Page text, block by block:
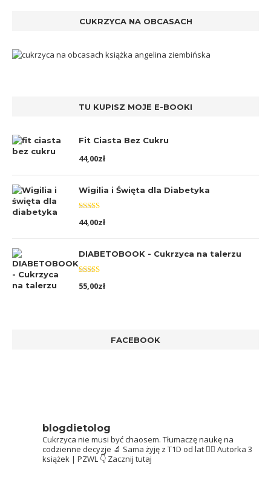
CUKRZYCA NA OBCASACH
TU KUPISZ MOJE E-BOOKI
Fit Ciasta Bez Cukru
44,00zł
Wigilia i Święta dla Diabetyka
Oceniono
5.00na 5
44,00zł
DIABETOBOOK - Cukrzyca na talerzu
Oceniono
5.00na 5
55,00zł
FACEBOOK
blogdietolog
Cukrzyca nie musi być chaosem. Tłumaczę naukę na
codzienne decyzje 🔬 Sama żyję z T1D od lat 👩‍⚕️ Autorka 3
książek | PZWL 👇 Zacznij tutaj